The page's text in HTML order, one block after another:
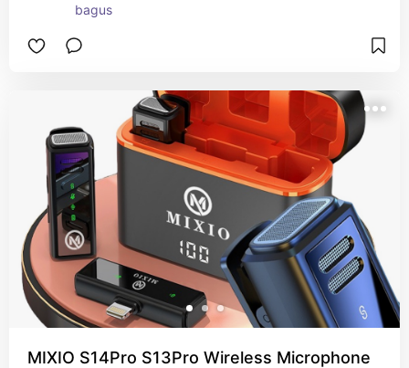
bagus
MIXIO S14Pro S13Pro Wireless Microphone